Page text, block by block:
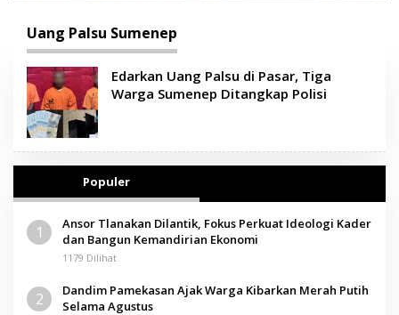
Uang Palsu Sumenep
Edarkan Uang Palsu di Pasar, Tiga
Warga Sumenep Ditangkap Polisi
Populer
1
Ansor Tlanakan Dilantik, Fokus Perkuat Ideologi Kader
dan Bangun Kemandirian Ekonomi
1179 Dilihat
2
Dandim Pamekasan Ajak Warga Kibarkan Merah Putih
Selama Agustus